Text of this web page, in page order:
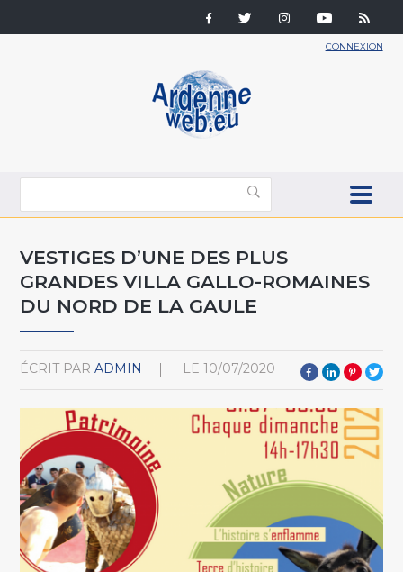
CONNEXION
VESTIGES D’UNE DES PLUS
GRANDES VILLA GALLO-ROMAINES
DU NORD DE LA GAULE
ÉCRIT PAR ADMIN LE 10/07/2020